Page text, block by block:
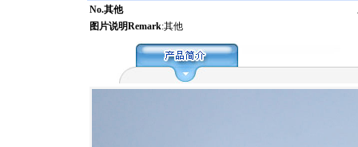
No.其他
图片说明Remark:其他